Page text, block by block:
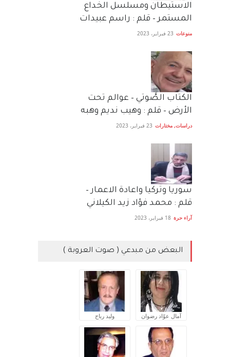
الاستيطان ومسلسل الخداع
المستمر – قلم : راسم عبيدات
منوعات 23 فبراير، 2023
الكتاب الصَّوتي – عوالم تحت
الأرض – قلم : وهيب نديم وهبه
دراسات, مختارات 23 فبراير، 2023
سوريا وتركيا واعادة الاعمار –
قلم : محمد فؤاد زيد الكيلاني
آراء حرة 18 فبراير، 2023
البعض من مبدعي ( صوت العروبة )
آمال عوّاد رضوان وليد رباح